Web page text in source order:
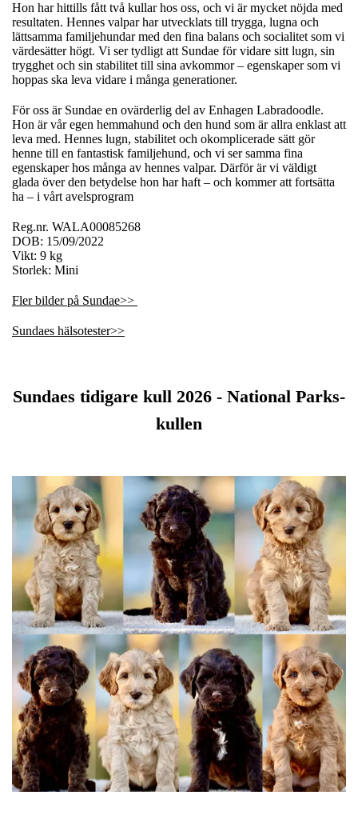
Hon har hittills fått två kullar hos oss, och vi är mycket nöjda med
resultaten. Hennes valpar har utvecklats till trygga, lugna och
lättsamma familjehundar med den fina balans och socialitet som vi
värdesätter högt. Vi ser tydligt att Sundae för vidare sitt lugn, sin
trygghet och sin stabilitet till sina avkommor – egenskaper som vi
hoppas ska leva vidare i många generationer.
För oss är Sundae en ovärderlig del av Enhagen Labradoodle.
Hon är vår egen hemmahund och den hund som är allra enklast att
leva med. Hennes lugn, stabilitet och okomplicerade sätt gör
henne till en fantastisk familjehund, och vi ser samma fina
egenskaper hos många av hennes valpar. Därför är vi väldigt
glada över den betydelse hon har haft – och kommer att fortsätta
ha – i vårt avelsprogram
Reg.nr. WALA00085268
DOB: 15/09/2022
Vikt: 9 kg
Storlek: Mini
Fler bilder på Sundae>>
Sundaes hälsotester>>
Sundaes tidigare kull 2026 - National Parks-
kullen